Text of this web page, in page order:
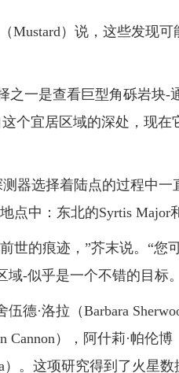
Mustard）说，这些发现
之一是查看巨型角砾岩块-
个宜居区域的深处，现
器选择着陆点的过程中
点中：东北的Syrtis Major
世的痕迹，”芥末说。“您
域-似乎是一个不错的目标
德·洛拉（Barbara
Cannon），阿什莉·帕伦
）。这项研究得到了火星